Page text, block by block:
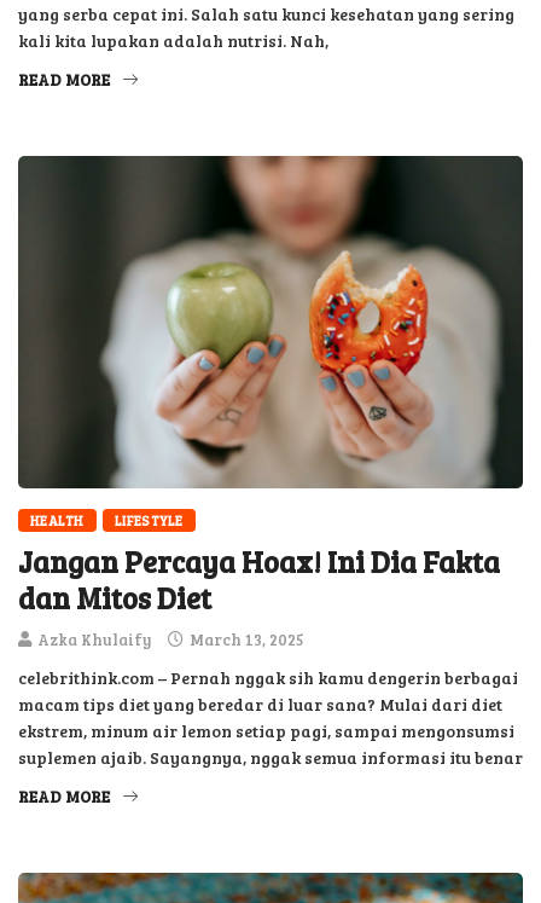
yang serba cepat ini. Salah satu kunci kesehatan yang sering
kali kita lupakan adalah nutrisi. Nah,
READ MORE
HEALTH LIFESTYLE
Jangan Percaya Hoax! Ini Dia Fakta
dan Mitos Diet
Azka Khulaify March 13, 2025
celebrithink.com – Pernah nggak sih kamu dengerin berbagai
macam tips diet yang beredar di luar sana? Mulai dari diet
ekstrem, minum air lemon setiap pagi, sampai mengonsumsi
suplemen ajaib. Sayangnya, nggak semua informasi itu benar
READ MORE